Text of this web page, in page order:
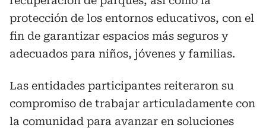
protección de los entornos educativos, con el
fin de garantizar espacios más seguros y
adecuados para niños, jóvenes y familias.
Las entidades participantes reiteraron su
compromiso de trabajar articuladamente con
la comunidad para avanzar en soluciones